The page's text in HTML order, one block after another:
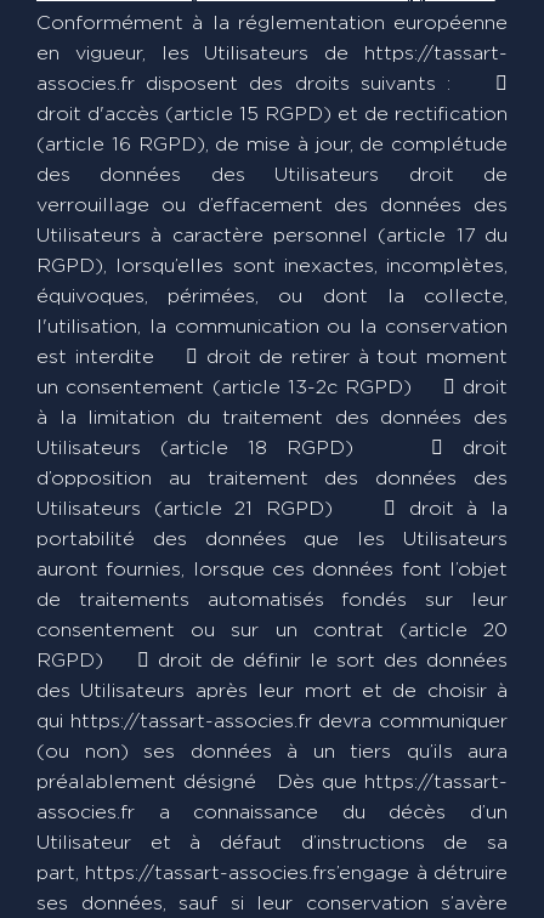
Conformément à la réglementation européenne
en vigueur, les Utilisateurs de https://tassart-
associes.fr disposent des droits suivants : 
droit d'accès (article 15 RGPD) et de rectification
(article 16 RGPD), de mise à jour, de complétude
des données des Utilisateurs droit de
verrouillage ou d’effacement des données des
Utilisateurs à caractère personnel (article 17 du
RGPD), lorsqu’elles sont inexactes, incomplètes,
équivoques, périmées, ou dont la collecte,
l'utilisation, la communication ou la conservation
est interdite  droit de retirer à tout moment
un consentement (article 13-2c RGPD)  droit
à la limitation du traitement des données des
Utilisateurs (article 18 RGPD)  droit
d’opposition au traitement des données des
Utilisateurs (article 21 RGPD)  droit à la
portabilité des données que les Utilisateurs
auront fournies, lorsque ces données font l’objet
de traitements automatisés fondés sur leur
consentement ou sur un contrat (article 20
RGPD)  droit de définir le sort des données
des Utilisateurs après leur mort et de choisir à
qui https://tassart-associes.fr devra communiquer
(ou non) ses données à un tiers qu’ils aura
préalablement désigné Dès que https://tassart-
associes.fr a connaissance du décès d’un
Utilisateur et à défaut d’instructions de sa
part, https://tassart-associes.frs’engage à détruire
ses données, sauf si leur conservation s’avère